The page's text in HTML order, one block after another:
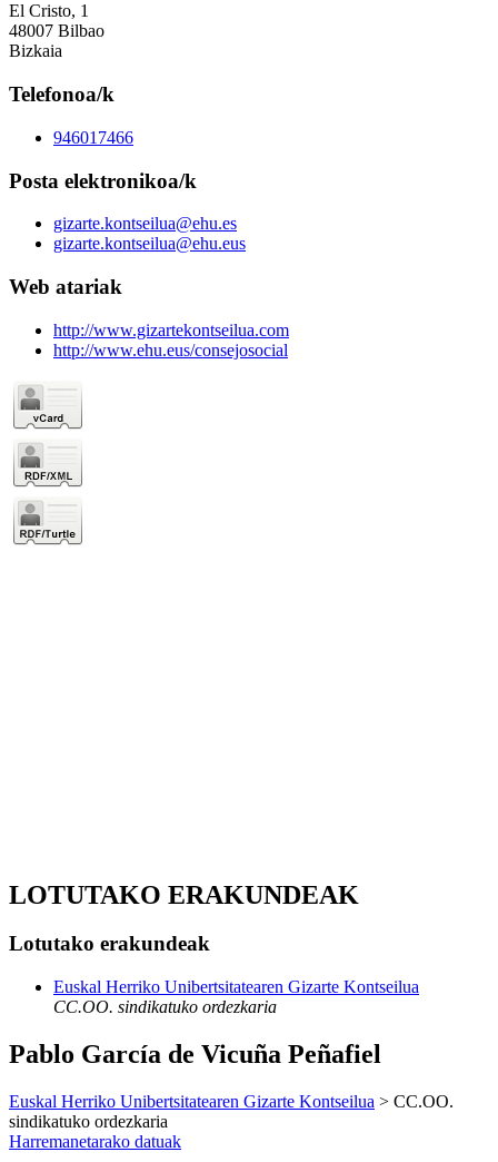
El Cristo, 1
48007 Bilbao
Bizkaia
Telefonoa/k
946017466
Posta elektronikoa/k
gizarte.kontseilua@ehu.es
gizarte.kontseilua@ehu.eus
Web atariak
http://www.gizartekontseilua.com
http://www.ehu.eus/consejosocial
LOTUTAKO ERAKUNDEAK
Lotutako erakundeak
Euskal Herriko Unibertsitatearen Gizarte Kontseilua
CC.OO. sindikatuko ordezkaria
Pablo García de Vicuña Peñafiel
Euskal Herriko Unibertsitatearen Gizarte Kontseilua > CC.OO.
sindikatuko ordezkaria
Harremanetarako datuak